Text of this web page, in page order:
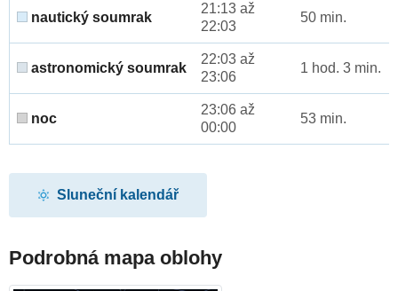
nautický soumrak
21:13 až
22:03
50 min.
astronomický soumrak
22:03 až
23:06
1 hod. 3 min.
noc
23:06 až
00:00
53 min.
Sluneční kalendář
Podrobná mapa oblohy